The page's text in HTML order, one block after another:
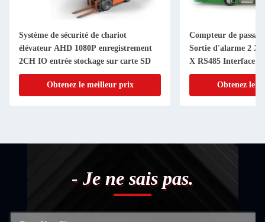
Système de sécurité de chariot
élévateur AHD 1080P enregistrement
2CH IO entrée stockage sur carte SD
Obtenez le meilleur prix
Compteur de
Sortie d'alarme 2 X
X RS485 Interface
Obtenez le
- Je ne sais pas.